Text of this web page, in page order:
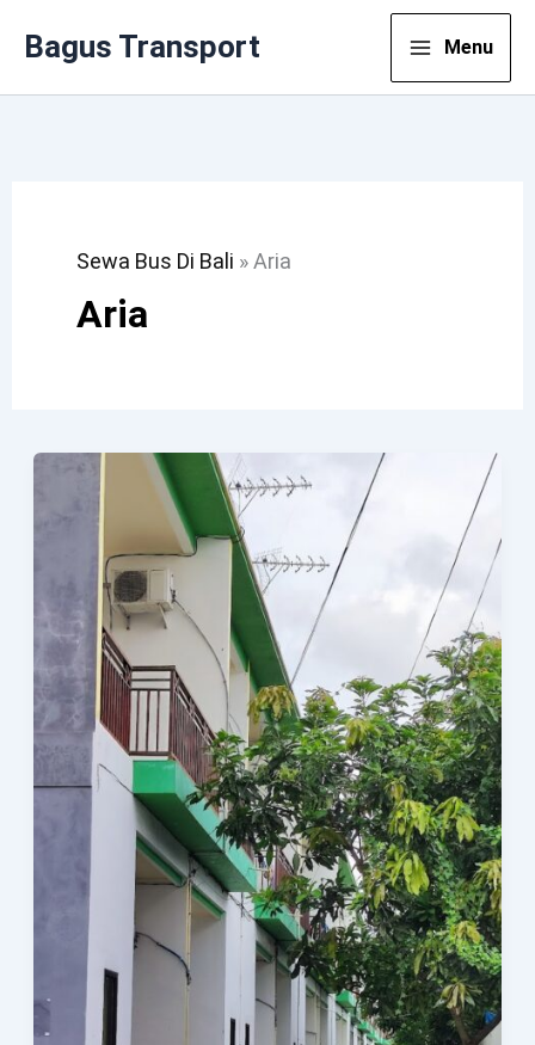
Bagus Transport Menu
Sewa Bus Di Bali » Aria
Aria